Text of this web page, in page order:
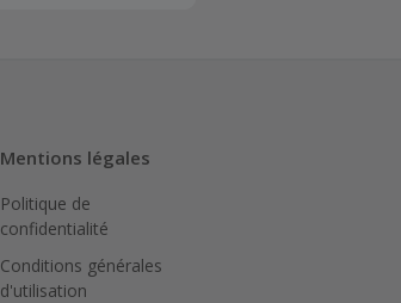
Mentions légales
Politique de
confidentialité
Conditions générales
d'utilisation